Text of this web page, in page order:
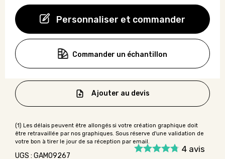
Personnaliser et commander
Commander un échantillon
4 avis
Ajouter au devis
UGS : GAMO9267